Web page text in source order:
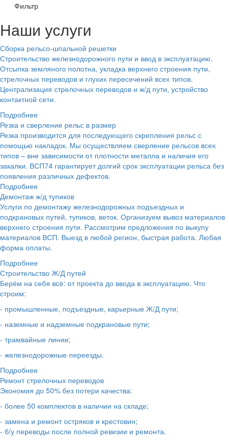
Фильтр
Наши услуги
Сборка рельсо-шпальной решетки
Строительство железнодорожного пути и ввод в эксплуатацию.
Отсыпка земляного полотна, укладка верхнего строения пути,
стрелочных переводов и глухих пересечений всех типов.
Централизация стрелочных переводов и ж/д пути, устройство
контактной сети.
Подробнее
Резка и сверление рельс в размер
Резка производится для последующего скрепления рельс с
помощью накладок. Мы осуществляем сверление рельсов всех
типов – вне зависимости от плотности металла и наличия его
закалки. ВСП74 гарантирует долгий срок эксплуатации рельса без
появления различных дефектов.
Подробнее
Демонтаж ж/д тупиков
Услуги по демонтажу железнодорожных подъездных и
подкрановых путей, тупиков, веток. Организуем вывоз материалов
верхнего строения пути. Рассмотрим предложения по выкупу
материалов ВСП. Выезд в любой регион, быстрая работа. Любая
форма оплаты.
Подробнее
Строительство Ж/Д путей
Берём на себя всё: от проекта до ввода в эксплуатацию. Что
строим:
- промышленные, подъездные, карьерные Ж/Д пути;
- наземные и надземные подкрановые пути;
- трамвайные линии;
- железнодорожные переезды.
Подробнее
Ремонт стрелочных переводов
Экономия до 50% без потери качества:
- более 50 комплектов в наличии на складе;
- замена и ремонт остряков и крестовин;
- б/у переводы после полной ревизии и ремонта.